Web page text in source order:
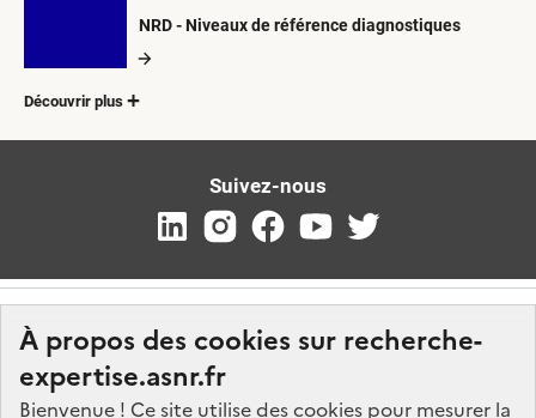
À propos des cookies sur recherche-
expertise.asnr.fr
Bienvenue ! Ce site utilise des cookies pour mesurer la
NRD - Niveaux de référence diagnostiques
Découvrir plus
Suivez-nous